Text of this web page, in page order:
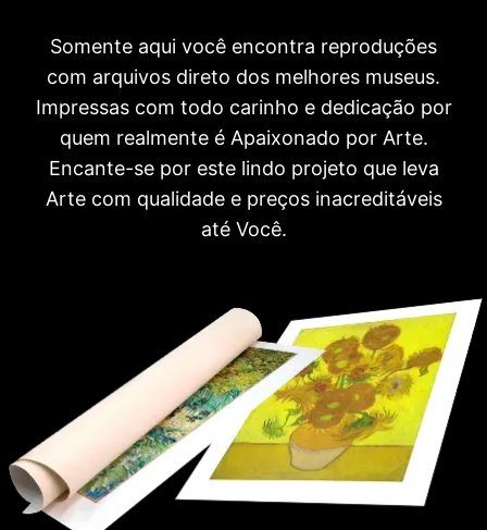
Somente aqui você encontra reproduções
com arquivos direto dos melhores museus.
Impressas com todo carinho e dedicação por
quem realmente é Apaixonado por Arte.
Encante-se por este lindo projeto que leva
Arte com qualidade e preços inacreditáveis
até Você.